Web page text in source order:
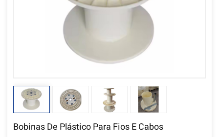
Bobinas De Plástico Para Fios E Cabos